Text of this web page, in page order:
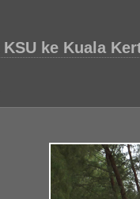
ke Kuala